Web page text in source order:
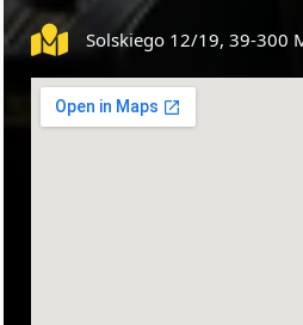
Solskiego 12/19, 39-300